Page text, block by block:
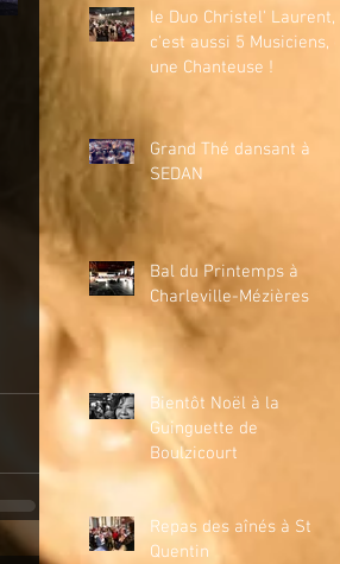
le Duo Christel' Laurent,
c'est aussi 5 Musiciens, et
une Chanteuse !
Grand Thé dansant à
SEDAN
Bal du Printemps à
Charleville-Mézières
Bientôt Noël à la
Guinguette de
Boulzicourt
Repas des aînés à St
Quentin